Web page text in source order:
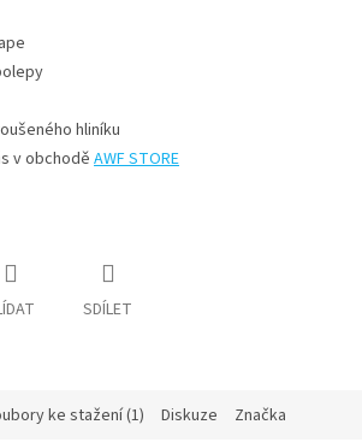
hliníku
v obchodě AWF STORE
SDÍLET
ke stažení (1) Diskuze Značka